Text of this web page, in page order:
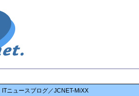
ITニュースブログ／JCNET-MiXX